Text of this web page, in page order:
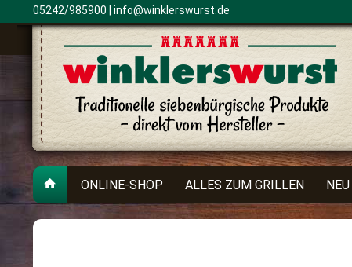
05242/985900 | info@winklerswurst.de
ONLINE-SHOP ALLES ZUM GRILLEN NEU